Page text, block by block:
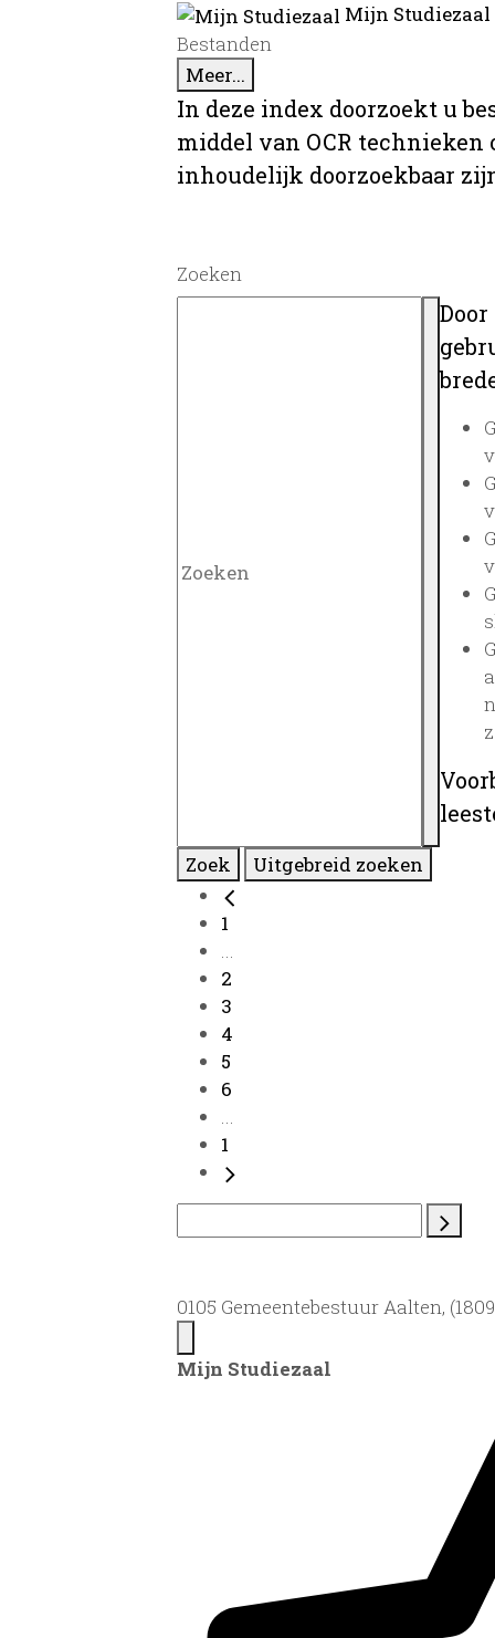
Mijn
Bestanden
Meer...
In deze index doorzoekt u
middel van OCR
inhoudelijk doorzoekbaar
Zoeken
Zoek Uitgebreid zoeken
1
...
2
3
4
5
6
...
1
0105 Gemeentebestuur Aalten,
Mijn Studiezaal